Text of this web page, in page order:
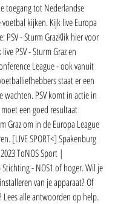
toegang tot Nederlandse
kijken. Kijk live Europa
PSV - Sturm GrazKlik hier voor
PSV - Sturm Graz en
League - ook vanuit
staat er een
wachten. PSV komt in actie in
een goed resultaat
Graz om in de Europa League
[LIVE SPORT<] Spakenburg
ToNOS Sport |
- NOS1 of hoger. Wil je
van je apparaat? Of
Lees alle antwoorden op help.